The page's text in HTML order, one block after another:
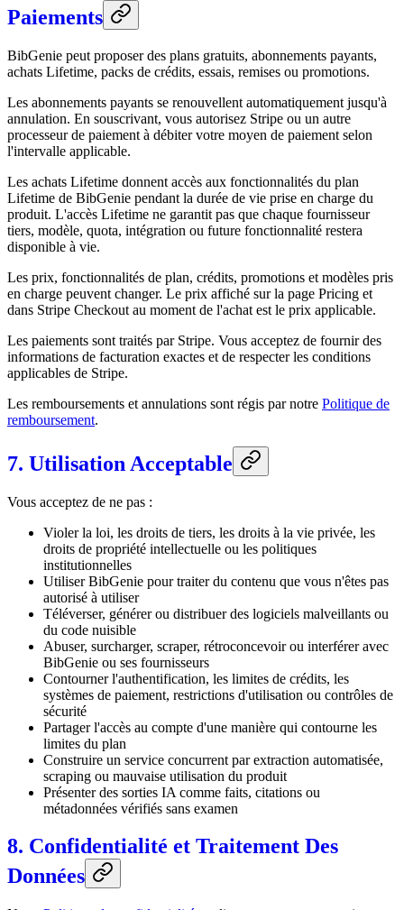
Paiements
BibGenie peut proposer des plans gratuits, abonnements payants,
achats Lifetime, packs de crédits, essais, remises ou promotions.
Les abonnements payants se renouvellent automatiquement jusqu'à
annulation. En souscrivant, vous autorisez Stripe ou un autre
processeur de paiement à débiter votre moyen de paiement selon
l'intervalle applicable.
Les achats Lifetime donnent accès aux fonctionnalités du plan
Lifetime de BibGenie pendant la durée de vie prise en charge du
produit. L'accès Lifetime ne garantit pas que chaque fournisseur
tiers, modèle, quota, intégration ou future fonctionnalité restera
disponible à vie.
Les prix, fonctionnalités de plan, crédits, promotions et modèles pris
en charge peuvent changer. Le prix affiché sur la page Pricing et
dans Stripe Checkout au moment de l'achat est le prix applicable.
Les paiements sont traités par Stripe. Vous acceptez de fournir des
informations de facturation exactes et de respecter les conditions
applicables de Stripe.
Les remboursements et annulations sont régis par notre Politique de
remboursement.
7. Utilisation Acceptable
Vous acceptez de ne pas :
Violer la loi, les droits de tiers, les droits à la vie privée, les
droits de propriété intellectuelle ou les politiques
institutionnelles
Utiliser BibGenie pour traiter du contenu que vous n'êtes pas
autorisé à utiliser
Téléverser, générer ou distribuer des logiciels malveillants ou
du code nuisible
Abuser, surcharger, scraper, rétroconcevoir ou interférer avec
BibGenie ou ses fournisseurs
Contourner l'authentification, les limites de crédits, les
systèmes de paiement, restrictions d'utilisation ou contrôles de
sécurité
Partager l'accès au compte d'une manière qui contourne les
limites du plan
Construire un service concurrent par extraction automatisée,
scraping ou mauvaise utilisation du produit
Présenter des sorties IA comme faits, citations ou
métadonnées vérifiés sans examen
8. Confidentialité et Traitement Des
Données